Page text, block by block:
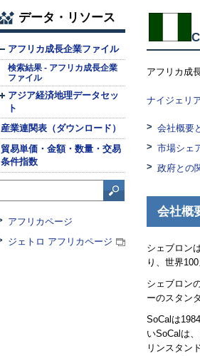
データ・リソース
アフリカ成長企業ファイル
検索結果 - アフリカ成長企業
ファイル
アジア経済地理データセッ
ト
産業連関表（ダウンロード）
貿易単価・金額・数量・交易
条件指数
アフリカページ
ジェトロ アフリカページ
アフリカ成
ナイジェリ
会社概要
市場シェ
政府との
会社概
シェブロン
り、世界
シェブロン
ーのスタン
SoCal は
いSoCal は
リンスタン